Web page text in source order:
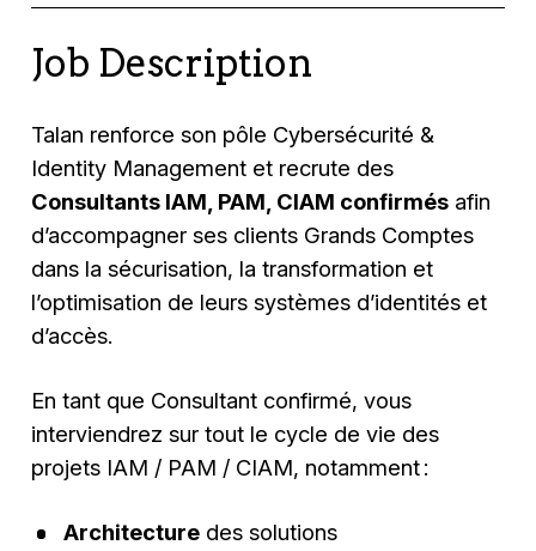
Job Description
Talan renforce son pôle Cybersécurité &
Identity Management et recrute des
Consultants IAM, PAM, CIAM confirmés afin
d’accompagner ses clients Grands Comptes
dans la sécurisation, la transformation et
l’optimisation de leurs systèmes d’identités et
d’accès.
En tant que Consultant confirmé, vous
interviendrez sur tout le cycle de vie des
projets IAM / PAM / CIAM, notamment :
Architecturedes solutions